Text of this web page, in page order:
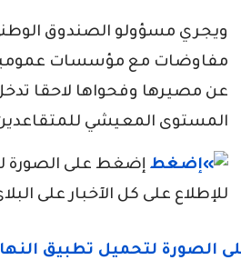
ويجري مسؤولو الصندوق
مفاوضات مع مؤسسات
عن مصيرها وفحواها لاحقا
المستوى المعيشي
إضغط على الصورة
للإطلاع على كل الآخبار على